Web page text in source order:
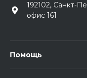
192102, Санкт-
офис 161
Помощь